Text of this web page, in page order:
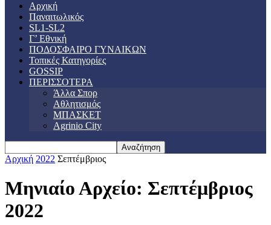
Αρχική
Παναιτωλικός
SL1-SL2
Γ’ Εθνική
ΠΟΔΟΣΦΑΙΡΟ ΓΥΝΑΙΚΩΝ
Τοπικές Κατηγορίες
GOSSIP
ΠΕΡΙΣΣΟΤΕΡΑ
Άλλα Σπορ
Αθλητισμός
ΜΠΑΣΚΕΤ
Agrinio City
Αρχική 2022 Σεπτέμβριος
Μηνιαίο Αρχείο: Σεπτέμβριος
2022